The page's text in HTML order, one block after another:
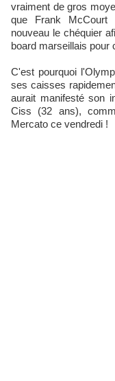
vraiment de gros
que Frank McCourt
nouveau le chéquier
board marseillais pour
C'est pourquoi
ses caisses
aurait manifesté son
Ciss (32 ans),
Mercato ce vendredi !